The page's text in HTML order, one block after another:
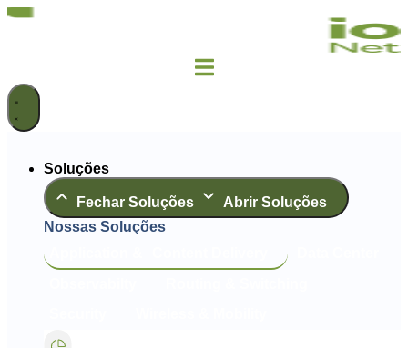
Ir
Soluções
Fechar Soluções
Abrir Soluções
Nossas Soluções